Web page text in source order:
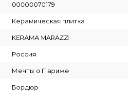
00000070179
Керамическая плитка
KERAMA MARAZZI
Россия
Мечты о Париже
Бордюр